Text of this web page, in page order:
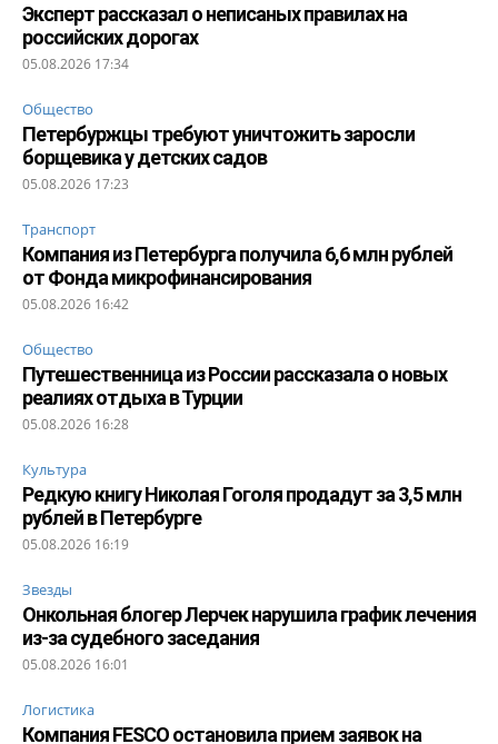
Эксперт рассказал о неписаных правилах на
российских дорогах
05.08.2026 17:34
Общество
Петербуржцы требуют уничтожить заросли
борщевика у детских садов
05.08.2026 17:23
Транспорт
Компания из Петербурга получила 6,6 млн рублей
от Фонда микрофинансирования
05.08.2026 16:42
Общество
Путешественница из России рассказала о новых
реалиях отдыха в Турции
05.08.2026 16:28
Культура
Редкую книгу Николая Гоголя продадут за 3,5 млн
рублей в Петербурге
05.08.2026 16:19
Звезды
Онкольная блогер Лерчек нарушила график лечения
из-за судебного заседания
05.08.2026 16:01
Логистика
Компания FESCO остановила прием заявок на